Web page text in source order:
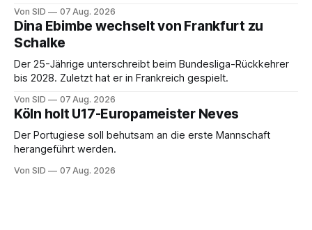
Von SID 07 Aug. 2026
Dina Ebimbe wechselt von Frankfurt zu
Schalke
Der 25-Jährige unterschreibt beim Bundesliga-Rückkehrer
bis 2028. Zuletzt hat er in Frankreich gespielt.
Von SID 07 Aug. 2026
Köln holt U17-Europameister Neves
Der Portugiese soll behutsam an die erste Mannschaft
herangeführt werden.
Von SID 07 Aug. 2026